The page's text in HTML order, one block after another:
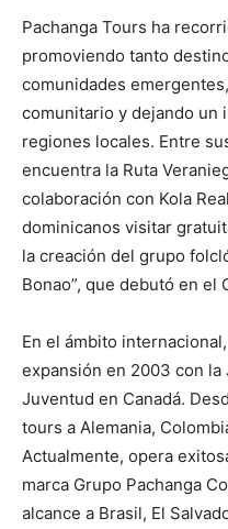
Pachanga Tours ha
promoviendo tanto
comunidades
comunitario y dejando un
regiones locales. Entre
encuentra la Ruta
colaboración con Kola
dominicanos visitar
la creación del grupo
Bonao”, que debutó en el
En el ámbito
expansión en 2003 con la
Juventud en Canadá.
tours a Alemania,
Actualmente, opera
marca Grupo Pachanga
alcance a Brasil, El